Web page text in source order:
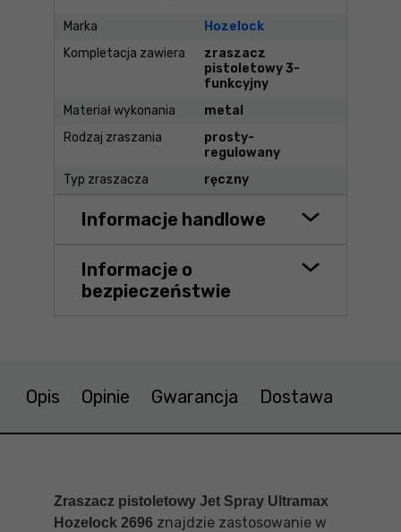
Marka
Hozelock
Kompletacja zawiera
zraszacz
pistoletowy 3-
funkcyjny
Materiał wykonania
metal
Rodzaj zraszania
prosty-
regulowany
Typ zraszacza
ręczny
Informacje handlowe
Informacje o
bezpieczeństwie
Opis Opinie Gwarancja Dostawa
Zraszacz pistoletowy Jet Spray Ultramax
Hozelock 2696 znajdzie zastosowanie w